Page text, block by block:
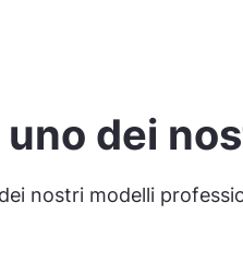
dei
nostri modelli